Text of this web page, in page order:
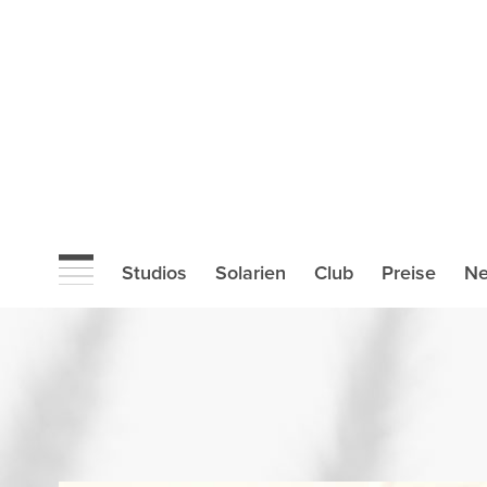
Studios Solarien Club Preise